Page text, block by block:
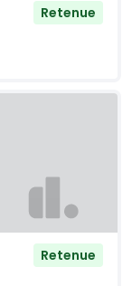
Retenue
Retenue